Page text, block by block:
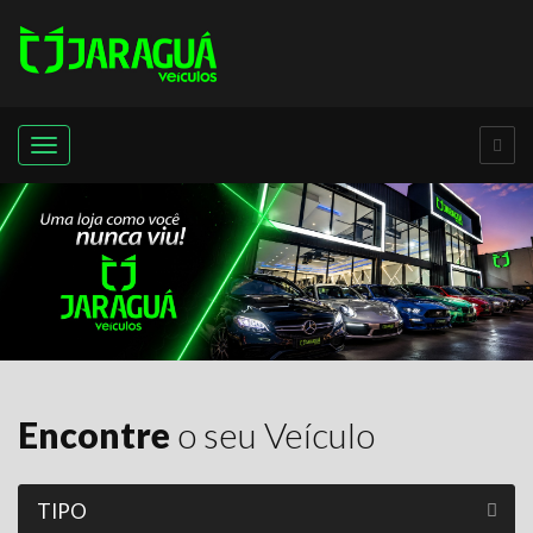
Menu
Jaraguá
Veículos
-
Qualidade
em
Encontre o seu Veículo